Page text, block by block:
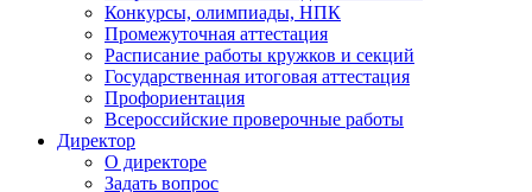
Конкурсы, олимпиады, НПК
Промежуточная аттестация
Расписание работы кружков и секций
Государственная итоговая аттестация
Профориентация
Всероссийские проверочные работы
Директор
О директоре
Задать вопрос